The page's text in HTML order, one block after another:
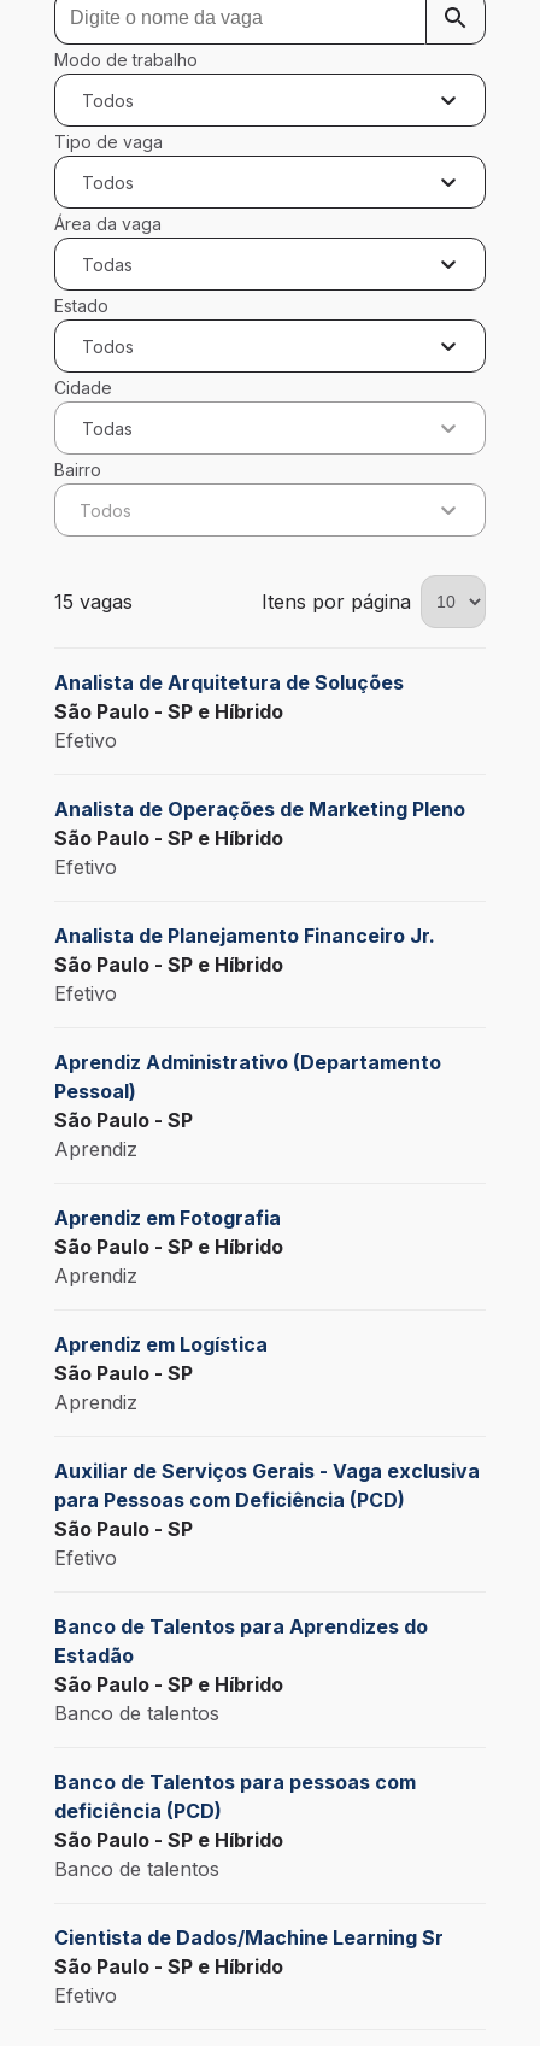
Modo de trabalho
Todos
Tipo de vaga
Todos
Área da vaga
Todas
Estado
Todos
Cidade
Todas
Bairro
Todos
15 vagas encontradas para 0 filtros aplicados
15 vagas Itens por página
Analista de Arquitetura de Soluções
São Paulo - SP e Híbrido
Efetivo
Analista de Operações de Marketing Pleno
São Paulo - SP e Híbrido
Efetivo
Analista de Planejamento Financeiro Jr.
São Paulo - SP e Híbrido
Efetivo
Aprendiz Administrativo (Departamento
Pessoal)
São Paulo - SP
Aprendiz
Aprendiz em Fotografia
São Paulo - SP e Híbrido
Aprendiz
Aprendiz em Logística
São Paulo - SP
Aprendiz
Auxiliar de Serviços Gerais - Vaga exclusiva
para Pessoas com Deficiência (PCD)
São Paulo - SP
Efetivo
Banco de Talentos para Aprendizes do
Estadão
São Paulo - SP e Híbrido
Banco de talentos
Banco de Talentos para pessoas com
deficiência (PCD)
São Paulo - SP e Híbrido
Banco de talentos
Cientista de Dados/Machine Learning Sr
São Paulo - SP e Híbrido
Efetivo